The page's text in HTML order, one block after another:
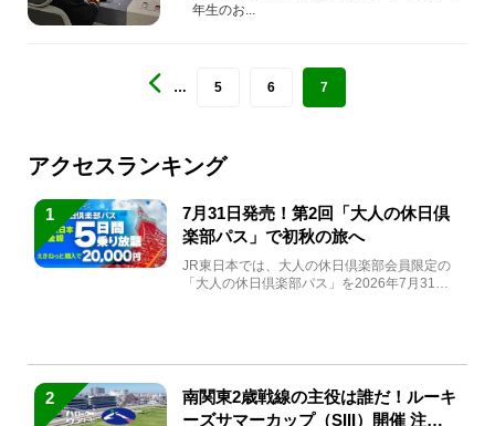
年生のお...
… 5 6 7
アクセスランキング
1
7月31日発売！第2回「大人の休日倶
楽部パス」で初秋の旅へ
JR東日本では、大人の休日倶楽部会員限定の
「大人の休日倶楽部パス」を2026年7月31日
2
南関東2歳戦線の主役は誰だ！ルーキ
ーズサマーカップ（SIII）開催 注目